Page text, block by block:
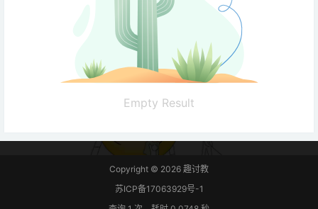
Empty Result
Copyright © 2026 趣讨教
苏ICP备17063929号-1